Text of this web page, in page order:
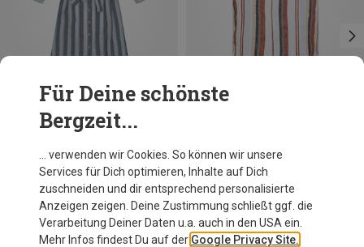
Du sparst 28%
Für Deine schönste
Bergzeit...
… verwenden wir Cookies. So können wir unsere
Services für Dich optimieren, Inhalte auf Dich
zuschneiden und dir entsprechend personalisierte
Anzeigen zeigen. Deine Zustimmung schließt ggf. die
Verarbeitung Deiner Daten u.a. auch in den USA ein.
Mehr Infos findest Du auf der Google Privacy Site.